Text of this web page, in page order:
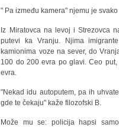
" Pa između kamera" njemu je
Iz Miratovca na levoj i Strezovca
putevi ka Vranju. Njima
kamionima voze na sever, do
100 do 200 evra po glavi. Ceo
evra.
"Nekad idu autoputem, pa ih
gde te čekaju" kaže filozofski B.
Može mu se: policija hapsi